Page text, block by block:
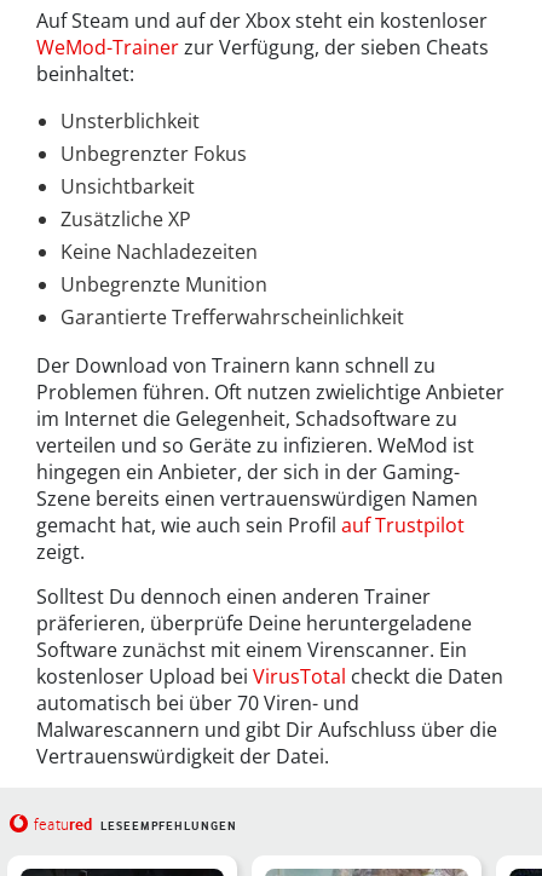
Auf Steam und auf der Xbox steht ein kostenloser
WeMod-Trainerzur Verfügung, der sieben Cheats
beinhaltet:
Unsterblichkeit
Unbegrenzter Fokus
Unsichtbarkeit
Zusätzliche XP
Keine Nachladezeiten
Unbegrenzte Munition
Garantierte Trefferwahrscheinlichkeit
Der Download von Trainern kann schnell zu
Problemen führen. Oft nutzen zwielichtige Anbieter
im Internet die Gelegenheit, Schadsoftware zu
verteilen und so Geräte zu infizieren. WeMod ist
hingegen ein Anbieter, der sich in der Gaming-
Szene bereits einen vertrauenswürdigen Namen
gemacht hat, wie auch sein Profil auf Trustpilot
zeigt.
Solltest Du dennoch einen anderen Trainer
präferieren, überprüfe Deine heruntergeladene
Software zunächst mit einem Virenscanner. Ein
kostenloser Upload bei VirusTotal checkt die Daten
automatisch bei über 70 Viren- und
Malwarescannern und gibt Dir Aufschluss über die
Vertrauenswürdigkeit der Datei.
featured LESEEMPFEHLUNGEN